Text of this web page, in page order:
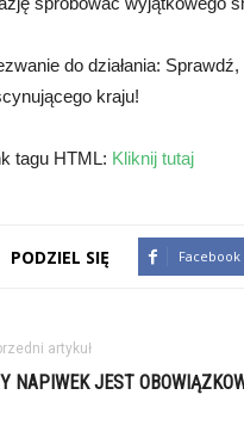
do działania:
kraju!
tagu HTML: Kliknij tutaj
PODZIEL SIĘ Facebook
artykuł
NAPIWEK JEST